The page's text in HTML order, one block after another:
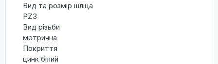
Вид та розмір шліца
PZ3
Вид різьби
метрична
Покриття
цинк білий